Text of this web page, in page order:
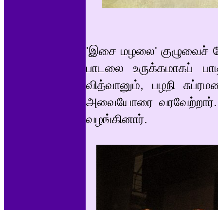
'இசை மழலை' குழுவைச்
பாடலை உருக்கமாகப்
வித்வானும், பழநி
அவையோரை வரவேற்றார்.
வழங்கினார்.